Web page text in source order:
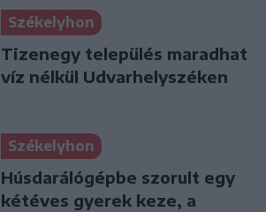
Székelyhon
Tizenegy település maradhat
víz nélkül Udvarhelyszéken
Székelyhon
Húsdarálógépbe szorult egy
kétéves gyerek keze, a